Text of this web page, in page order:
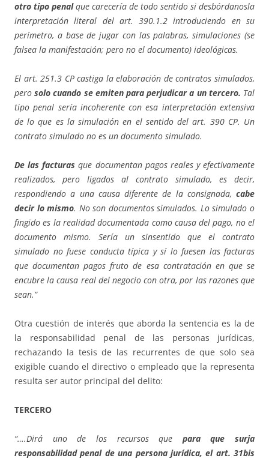
otro tipo penalque carecería de todo sentido si desbórdanosla
interpretación literal del art. 390.1.2 introduciendo en su
perímetro, a base de jugar con las palabras, simulaciones (se
falsea la manifestación; pero no el documento) ideológicas.
El art. 251.3 CP castiga la elaboración de contratos simulados,
perosolo cuando se emiten para perjudicar a un tercero. Tal
tipo penal sería incoherente con esa interpretación extensiva
de lo que es la simulación en el sentido del art. 390 CP. Un
contrato simulado no es un documento simulado.
De las facturas que documentan pagos reales y efectivamente
realizados, pero ligados al contrato simulado, es decir,
respondiendo a una causa diferente de la consignada, cabe
decir lo mismo. No son documentos simulados. Lo simulado o
fingido es la realidad documentada como causa del pago, no el
documento mismo. Sería un sinsentido que el contrato
simulado no fuese conducta típica y sí lo fuesen las facturas
que documentan pagos fruto de esa contratación en que se
encubre la causa real del negocio con otra, por las razones que
sean.”
Otra cuestión de interés que aborda la sentencia es la de
la responsabilidad penal de las personas jurídicas,
rechazando la tesis de las recurrentes de que solo sea
exigible cuando el directivo o empleado que la representa
resulta ser autor principal del delito:
TERCERO
“….Dirá uno de los recursos que para que surja
responsabilidad penal de una persona jurídica, el art. 31bis